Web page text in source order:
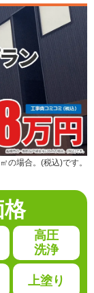
の場合。(税込)です。
格
高圧
洗浄
上塗り